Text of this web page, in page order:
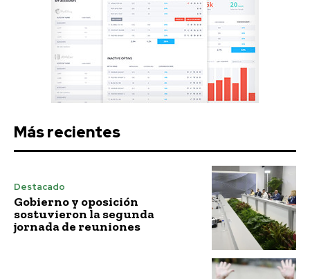
Más recientes
Destacado
Gobierno y oposición
sostuvieron la segunda
jornada de reuniones